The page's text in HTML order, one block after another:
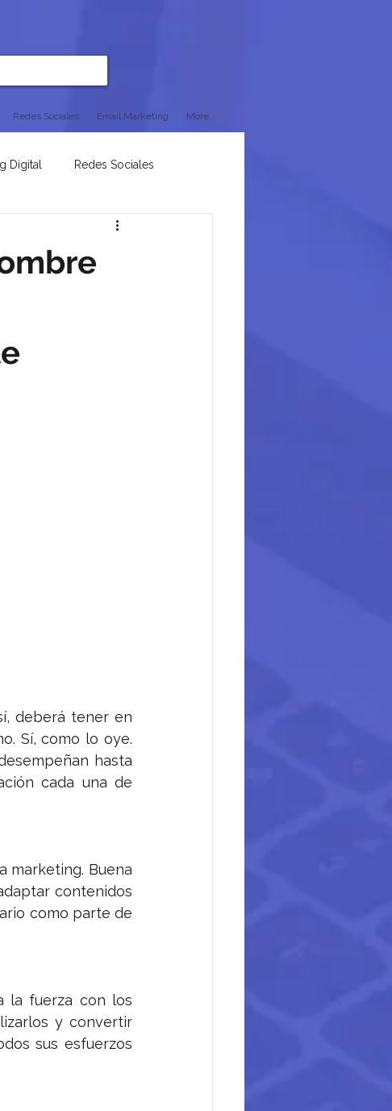
Redes Sociales Email Marketing More...
Digital Redes Sociales
deberá tener en
Sí, como lo oye.
hasta
cada una de
marketing. Buena
contenidos
como parte de
la fuerza con los
y convertir
sus esfuerzos